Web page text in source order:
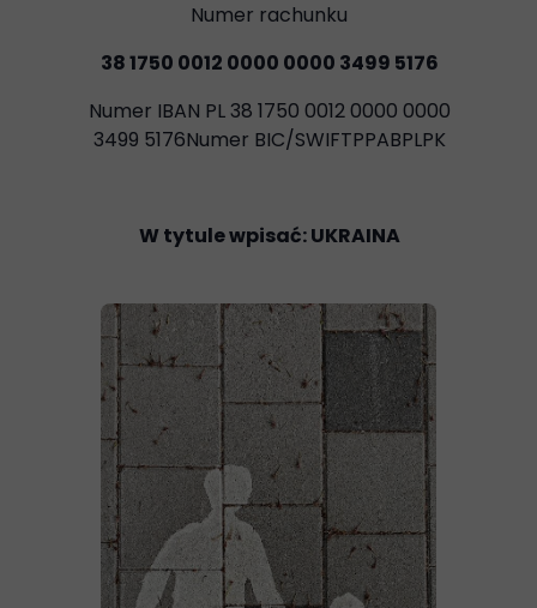
Numer rachunku
38 1750 0012 0000 0000 3499 5176
Numer IBAN PL 38 1750 0012 0000 0000
3499 5176Numer BIC/SWIFTPPABPLPK
W tytule wpisać: UKRAINA